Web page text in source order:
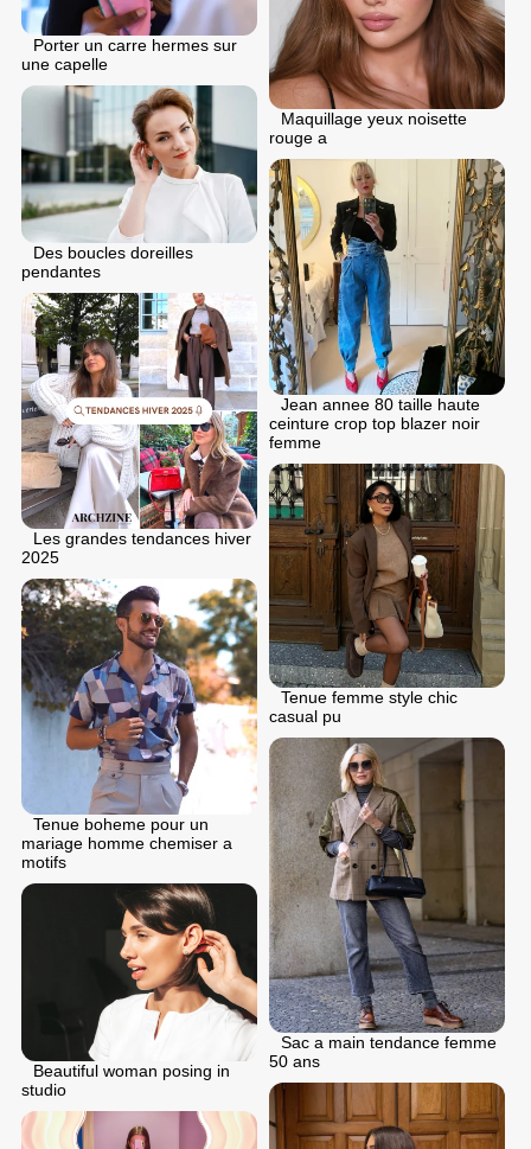
Porter un carre hermes sur
une capelle
Maquillage yeux noisette
rouge a
Des boucles doreilles
pendantes
Jean annee 80 taille haute
ceinture crop top blazer noir
femme
Les grandes tendances hiver
2025
Tenue femme style chic
casual pu
Tenue boheme pour un
mariage homme chemiser a
motifs
Sac a main tendance femme
50 ans
Beautiful woman posing in
studio